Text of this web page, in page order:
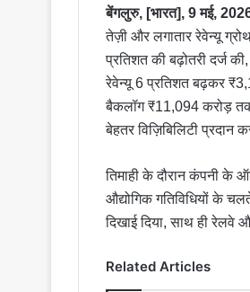
बेंगलुरु, [भारत], 9 मई,
तेज़ी और लगातार रेवेन्यू
प्रतिशत की बढ़ोतरी दर्ज
रेवेन्यू 6 प्रतिशत बढ़कर
बैकलॉग ₹11,094 करोड़ तक
बेहतर विज़िबिलिटी प्रदान
तिमाही के दौरान कंपनी के
औद्योगिक गतिविधियों के
दिखाई दिया, साथ ही रेलवे
Related Articles